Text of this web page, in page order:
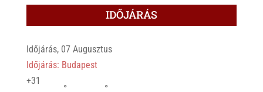
IDŐJÁRÁS
Időjárás, 07 Augusztus
Időjárás: Budapest
+31
° °